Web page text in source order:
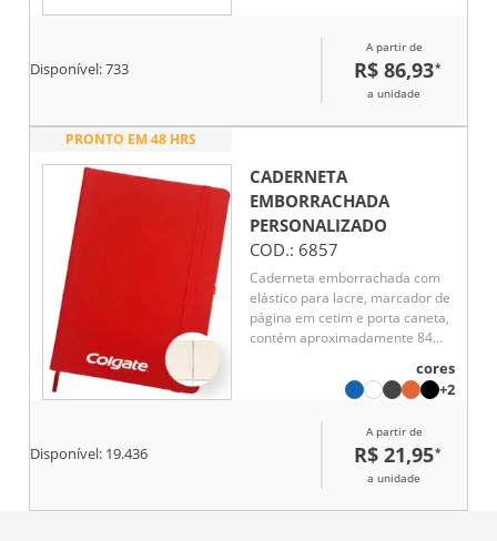
Disponível:733
A partir de
R$ 86,93*
a unidade
PRONTO EM 48 HRS
CADERNETA
EMBORRACHADA
PERSONALIZADO
COD.: 6857
Caderneta emborrachada com
elástico para lacre, marcador de
página em cetim e porta caneta,
contém aproximadamente 84
cores
+2
Disponível: 19.436
A partir de
R$ 21,95*
a unidade